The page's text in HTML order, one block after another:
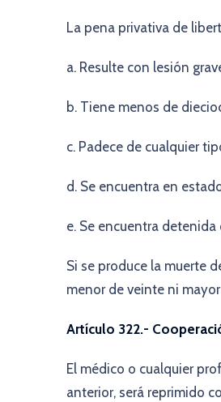
La pena privativa de
a. Resulte con lesión
b. Tiene menos de
c. Padece de cualquier
d. Se encuentra en
e. Se encuentra
Si se produce la muerte
menor de veinte ni
Artículo 322.-
El médico o cualquier
anterior, será reprimido